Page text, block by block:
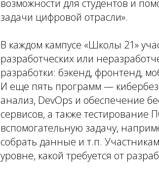
возможности для студентов и
задачи цифровой отрасли».
В каждом кампусе «Школы 21»
разработческих или
разработки: бэкенд, фронтенд,
И еще пять программ —
анализ, DevOps и обеспечение
сервисов, а также тестирование
вспомогательную задачу,
собрать данные и т.п.
уровне, какой требуется от